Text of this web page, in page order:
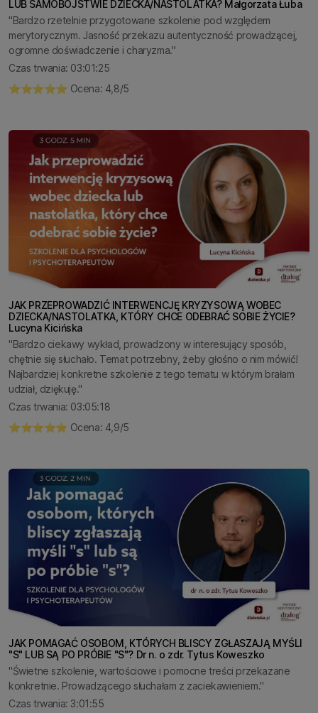
LUB SAMOBÓJSTWIE DZIECKA/NASTOLATKA? Małgorzata Łuba
"Bardzo rzetelnie przygotowane szkolenie pod względem
merytorycznym. Jasność przekazu autentyczność prowadzącej,
ogromne doświadczenie i charyzma."
Czas trwania: 03:01:25
⭐️⭐️⭐️⭐️⭐️ Ocena: 4,8/5
JAK PRZEPROWADZIĆ INTERWENCJĘ KRYZYSOWĄ WOBEC
DZIECKA/NASTOLATKA, KTÓRY CHCE ODEBRAĆ SOBIE ŻYCIE?
Lucyna Kicińska
"Bardzo ciekawy wykład, prowadzony w interesujący sposób,
chętnie się słuchało. Temat potrzebny, żeby głośno o nim mówić!
Najbardziej konkretne szkolenie z tego tematu w którym brałam
udział, dziękuję."
Czas trwania: 03:05:18
⭐️⭐️⭐️⭐️⭐️ Ocena: 4,9/5
JAK POMAGAĆ OSOBOM, KTÓRYCH BLISCY ZGŁASZAJĄ MYŚLI
"S" LUB SĄ PO PRÓBIE "S"? Dr n. o zdr. Tytus Koweszko
"Świetne szkolenie, wartościowe i pomocne treści przekazane
konkretnie. Prowadzącego słuchałam z zaciekawieniem."
Czas trwania: 3:01:55